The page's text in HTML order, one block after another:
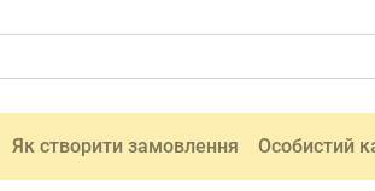
Як створити замовлення Особистий